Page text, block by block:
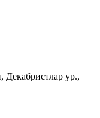
Декабристлар ур.,